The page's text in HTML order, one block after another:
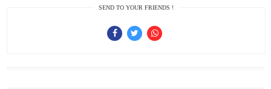
SEND TO YOUR FRIENDS !